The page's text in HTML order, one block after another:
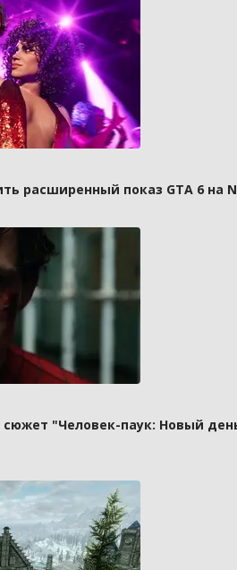
расширенный показ GTA 6 на
"Человек-паук: Новый